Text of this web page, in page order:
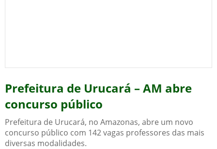
Prefeitura de Urucará – AM abre
concurso público
Prefeitura de Urucará, no Amazonas, abre um novo
concurso público com 142 vagas professores das mais
diversas modalidades.